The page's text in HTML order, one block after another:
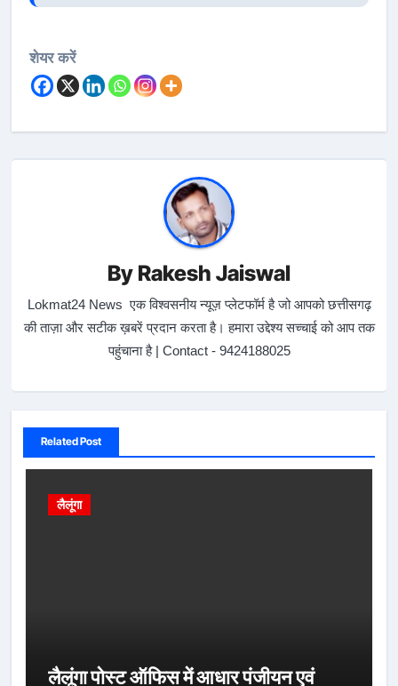
शेयर करें
By Rakesh Jaiswal
Lokmat24 News एक विश्वसनीय न्यूज़ प्लेटफॉर्म है जो आपको छत्तीसगढ़
की ताज़ा और सटीक ख़बरें प्रदान करता है। हमारा उद्देश्य सच्चाई को आप तक
पहुंचाना है | Contact - 9424188025
Related Post
लैलूंगा
लैलूंगा पोस्ट ऑफिस में आधार पंजीयन एवं